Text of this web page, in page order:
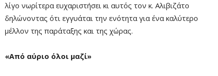
λίγο νωρίτερα ευχαριστήσει κι αυτός τον κ. Αλιβιζάτο
δηλώνοντας ότι εγγυάται την ενότητα για ένα καλύτερο
μέλλον της παράταξης και της χώρας.
«Από αύριο όλοι μαζί»